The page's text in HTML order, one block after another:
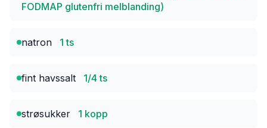
FODMAP glutenfri melblanding)
natron 1 ts
fint havssalt 1/4 ts
strøsukker 1 kopp